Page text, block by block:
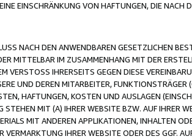
EINSCHRÄNKUNG VON HAFTUNGEN, DIE NACH
NACH DEN ANWENDBAREN GESETZLICHEN
MITTELBAR IM ZUSAMMENHANG MIT DER
VERSTOSS IHRERSEITS GEGEN DIESE
UND DEREN MITARBEITER,
HAFTUNGEN, KOSTEN UND AUSLAGEN
MIT (A) IHRER WEBSITE BZW. AUF IHRER
MIT ANDEREN APPLIKATIONEN, INHALTEN
IHRER WEBSITE ODER DES GGF.